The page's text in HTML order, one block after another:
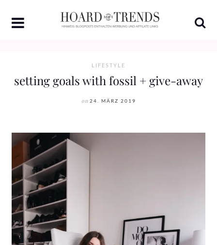
content
LIFESTYLE
setting goals with fossil + give-away
on 24. MÄRZ 2019